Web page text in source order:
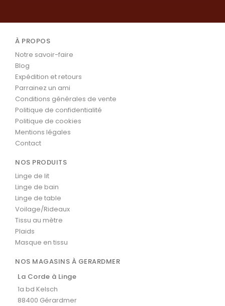
À PROPOS
Notre savoir-faire
Blog
Expédition et retours
Parrainez un ami
Conditions générales de vente
Politique de confidentialité
Politique de cookies
Mentions légales
Contact
NOS PRODUITS
Linge de lit
Linge de bain
Linge de table
Voilage/Rideaux
Tissu au mètre
Plaids
Masque en tissu
NOS MAGASINS À GERARDMER
La Corde à Linge
1a bd Kelsch
88400 Gérardmer